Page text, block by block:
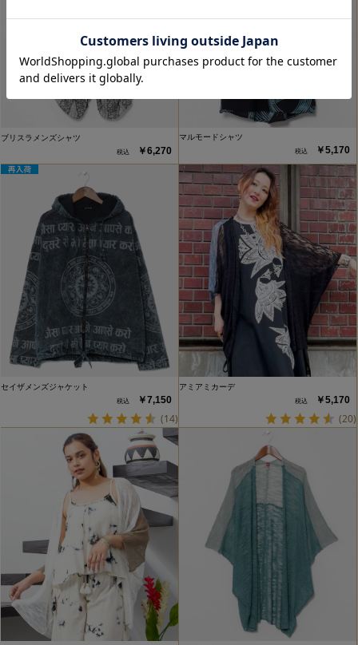
ブリスラメンズシャツ
￥6,270
マルモードシャツ
￥5,170
セイザメンズジャケット
￥7,150
(14)
アミアミカーデ
￥5,170
(20)